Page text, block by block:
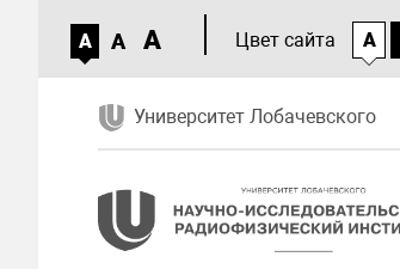
A A A Цвет сайта A
Университет Лобачевского